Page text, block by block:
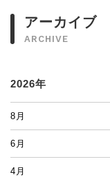
アーカイブ
ARCHIVE
2026年
8月
6月
4月